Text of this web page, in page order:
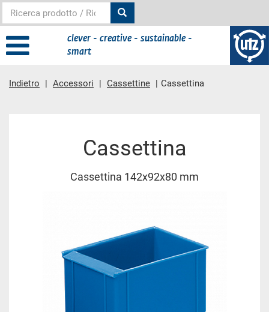
clever - creative - sustainable -
smart
Indietro Accessori Cassettine Cassettina
Cassettina
Cassettina 142x92x80 mm